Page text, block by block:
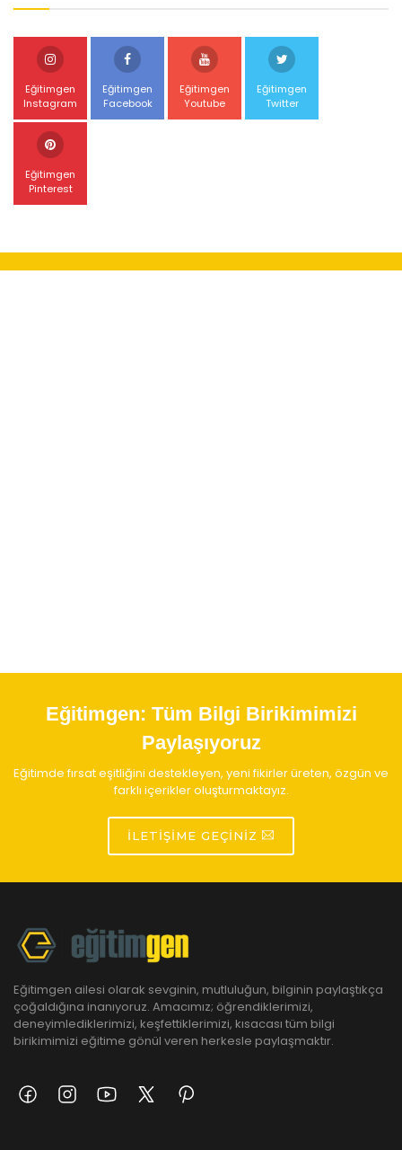
Eğitimgen
Instagram
Eğitimgen
Facebook
Eğitimgen
Youtube
Eğitimgen
Twitter
Eğitimgen
Pinterest
Eğitimgen: Tüm Bilgi Birikimimizi
Paylaşıyoruz
Eğitimde fırsat eşitliğini destekleyen, yeni fikirler üreten, özgün ve
farklı içerikler oluşturmaktayız.
İLETIŞIME GEÇINIZ
Eğitimgen ailesi olarak sevginin, mutluluğun, bilginin paylaştıkça
çoğaldığına inanıyoruz. Amacımız; öğrendiklerimizi,
deneyimlediklerimizi, keşfettiklerimizi, kısacası tüm bilgi
birikimimizi eğitime gönül veren herkesle paylaşmaktır.